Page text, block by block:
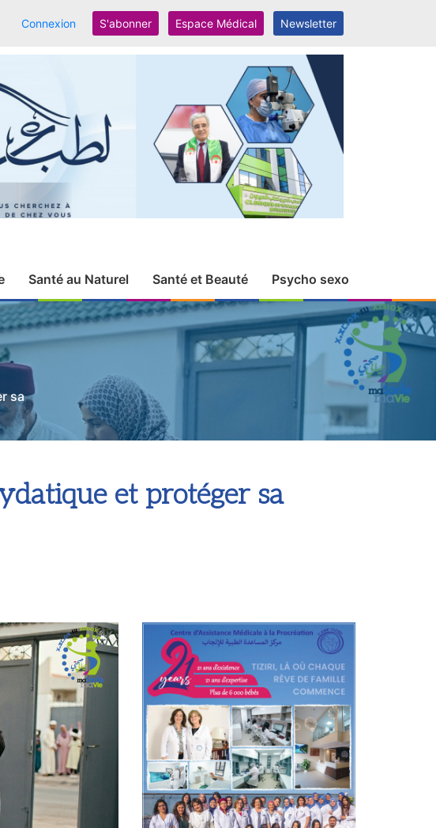
Connexion S'abonner Espace Médical Newsletter
Santé au Naturel Santé et Beauté Psycho sexo
sa
et protéger sa